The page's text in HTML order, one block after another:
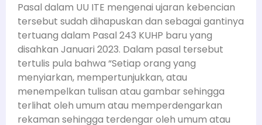
Pasal dalam UU ITE mengenai ujaran kebencian
tersebut sudah dihapuskan dan sebagai gantinya
tertuang dalam Pasal 243 KUHP baru yang
disahkan Januari 2023. Dalam pasal tersebut
tertulis pula bahwa “Setiap orang yang
menyiarkan, mempertunjukkan, atau
menempelkan tulisan atau gambar sehingga
terlihat oleh umum atau memperdengarkan
rekaman sehingga terdengar oleh umum atau